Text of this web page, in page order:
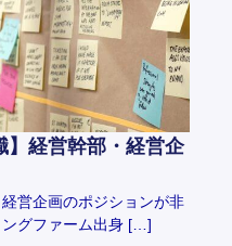
】経営幹部・経営企
営企画のポジションが非
グファーム出身 […]